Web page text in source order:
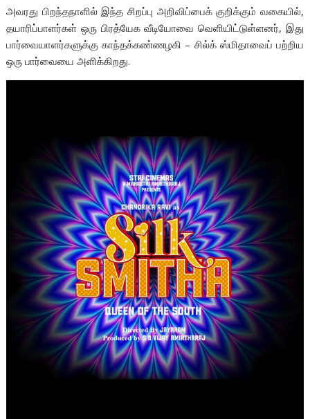
அவரது பிறந்தநாளில் இந்த சிறப்பு அறிவிப்பைக் குறிக்கும் வகையில்,
தயாரிப்பாளர்கள் ஒரு பிரத்யேக வீடியோவை வெளியிட்டுள்ளனர், இது
பார்வையாளர்களுக்கு காந்தக்கண்ணழகி – சில்க் ஸ்மிதாவைப் பற்றிய
ஒரு பார்வையை அளிக்கிறது.